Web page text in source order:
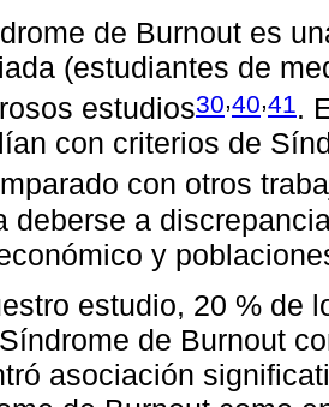
de Burnout es
(estudiantes de
estudios30,40,41.
con criterios de
con otros
deberse a
y
estudio, 20 % de
de Burnout
asociación